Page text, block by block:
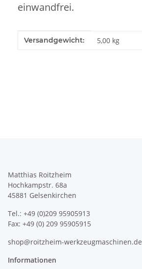
einwandfrei.
Produkteigenschaft
Wert
Versandgewicht: 5,00 kg
Matthias Roitzheim
Hochkampstr. 68a
45881 Gelsenkirchen
Tel.: +49 (0)209 95905913
Fax: +49 (0) 209 95905915
shop@roitzheim-werkzeugmaschinen.de
Informationen